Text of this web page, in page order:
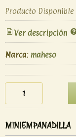
Producto Disponible
Ver descripción
Marca: maheso
MINIEMPANADILLA